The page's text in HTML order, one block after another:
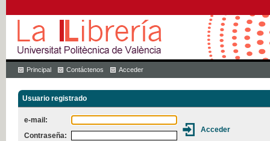
Principal Contáctenos Acceder
Usuario registrado
e-mail:
Contraseña: